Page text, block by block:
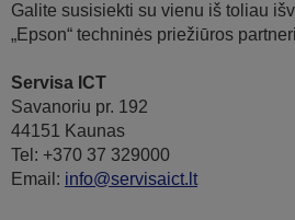
Galite susisiekti su vienu iš toliau
„Epson“ techninės priežiūros
Servisa ICT
Savanoriu pr. 192
44151 Kaunas
Tel: +370 37 329000
Email: info@servisaict.lt